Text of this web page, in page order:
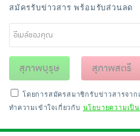
สมัครรับข่าวสาร พร้อมรับส่วนลด
สุภาพบุรุษ สุภาพสตรี
โดยการสมัครสมาชิกรับข่าวสารจาก
ทำความเข้าใจเกี่ยวกับ นโยบายความเป็